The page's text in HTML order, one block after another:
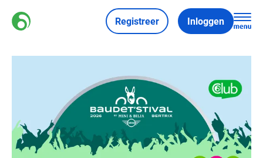
Registreer Inloggen